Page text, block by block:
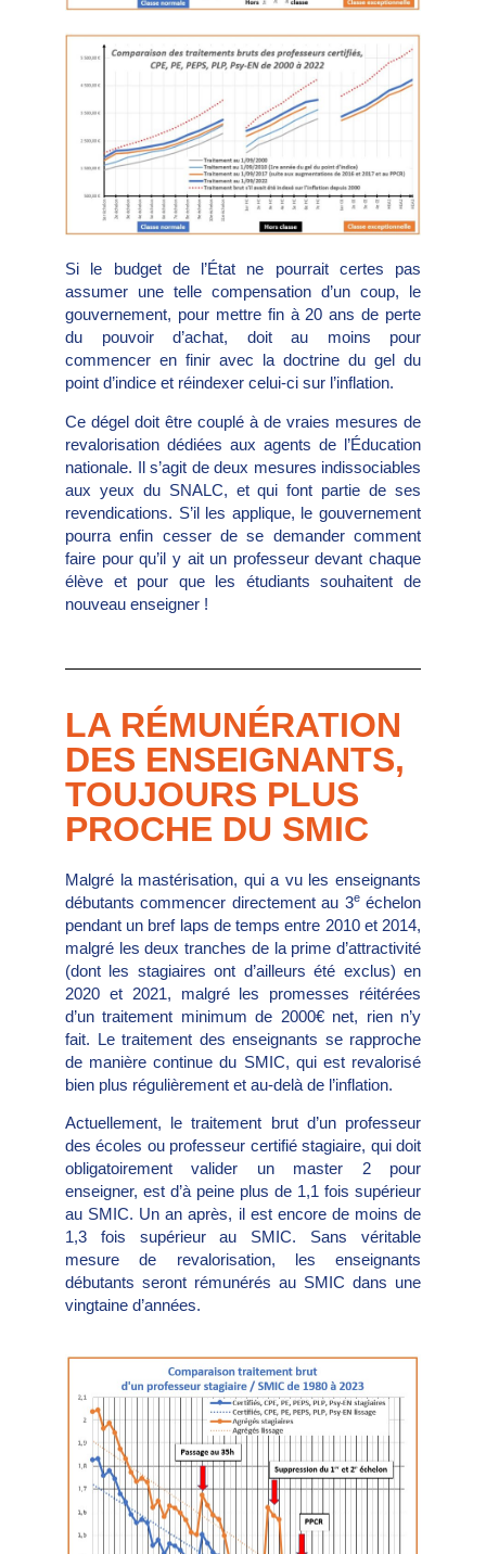
Si le budget de l’État ne pourrait certes pas
assumer une telle compensation d’un coup, le
gouvernement, pour mettre fin à 20 ans de perte
du pouvoir d’achat, doit au moins pour
commencer en finir avec la doctrine du gel du
point d’indice et réindexer celui-ci sur l’inflation.
Ce dégel doit être couplé à de vraies mesures de
revalorisation dédiées aux agents de l’Éducation
nationale. Il s’agit de deux mesures indissociables
aux yeux du SNALC, et qui font partie de ses
revendications. S’il les applique, le gouvernement
pourra enfin cesser de se demander comment
faire pour qu’il y ait un professeur devant chaque
élève et pour que les étudiants souhaitent de
nouveau enseigner !
LA RÉMUNÉRATION
DES ENSEIGNANTS,
TOUJOURS PLUS
PROCHE DU SMIC
Malgré la mastérisation, qui a vu les enseignants
débutants commencer directement au 3eéchelon
pendant un bref laps de temps entre 2010 et 2014,
malgré les deux tranches de la prime d’attractivité
(dont les stagiaires ont d’ailleurs été exclus) en
2020 et 2021, malgré les promesses réitérées
d’un traitement minimum de 2000€ net, rien n’y
fait. Le traitement des enseignants se rapproche
de manière continue du SMIC, qui est revalorisé
bien plus régulièrement et au-delà de l’inflation.
Actuellement, le traitement brut d’un professeur
des écoles ou professeur certifié stagiaire, qui doit
obligatoirement valider un master 2 pour
enseigner, est d’à peine plus de 1,1 fois supérieur
au SMIC. Un an après, il est encore de moins de
1,3 fois supérieur au SMIC. Sans véritable
mesure de revalorisation, les enseignants
débutants seront rémunérés au SMIC dans une
vingtaine d’années.